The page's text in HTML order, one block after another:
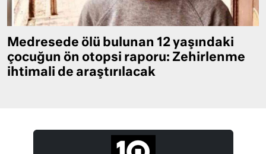
Medresede ölü bulunan 12 yaşındaki
çocuğun ön otopsi raporu: Zehirlenme
ihtimali de araştırılacak